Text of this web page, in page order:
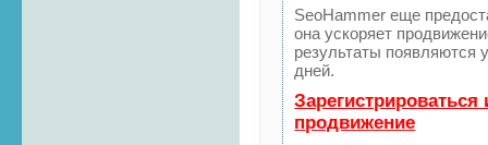
SeoHammer еще
она ускоряет
результаты появляются
дней.
Зарегистрироваться
продвижение